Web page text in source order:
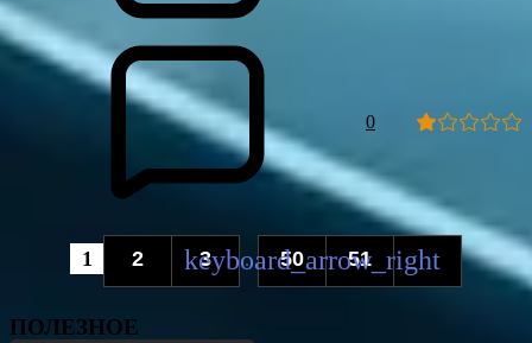
0
1 2 3 ... 50 51
ПОЛЕЗНОЕ